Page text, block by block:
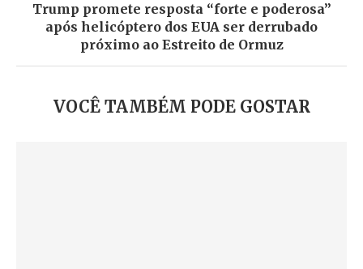
Trump promete resposta “forte e poderosa”
após helicóptero dos EUA ser derrubado
próximo ao Estreito de Ormuz
VOCÊ TAMBÉM PODE GOSTAR